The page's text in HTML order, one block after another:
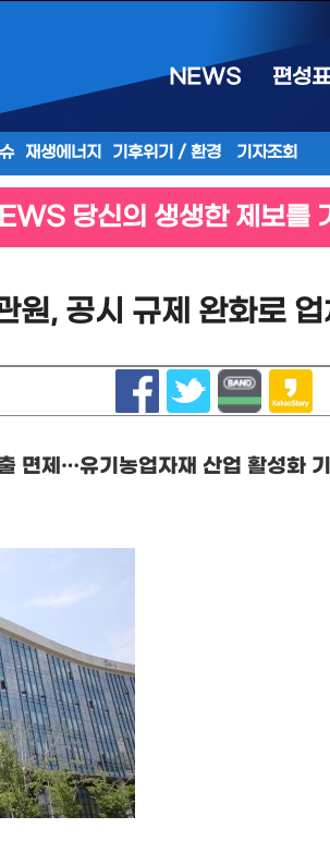
NEWS 편성표
재생에너지 기후위기 / 환경 기자조회
당신의 생생한 제보를
면제 …유기농업자재 산업 활성화 기